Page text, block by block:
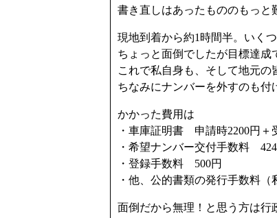
書き直しはあったもののもっと
現地到着から約1時間半。いく
ちょっと面倒でしたが目標達成
これで私自身も、そして地元の
ちなみにナンバーを外すのも付
かかった費用は
・車庫証明書 申請時2200円＋
・希望ナンバー交付手数料
・登録手数料 500円
・他、公的書類の発行手数料
面倒だから無理！と思う方は行